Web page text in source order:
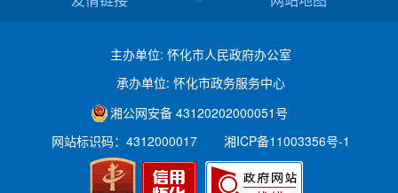
主办单位: 怀化市人民政府办公室
承办单位: 怀化市政务服务中心
湘公网安备 43120202000051号
网站标识码：4312000017
湘ICP备11003356号-1